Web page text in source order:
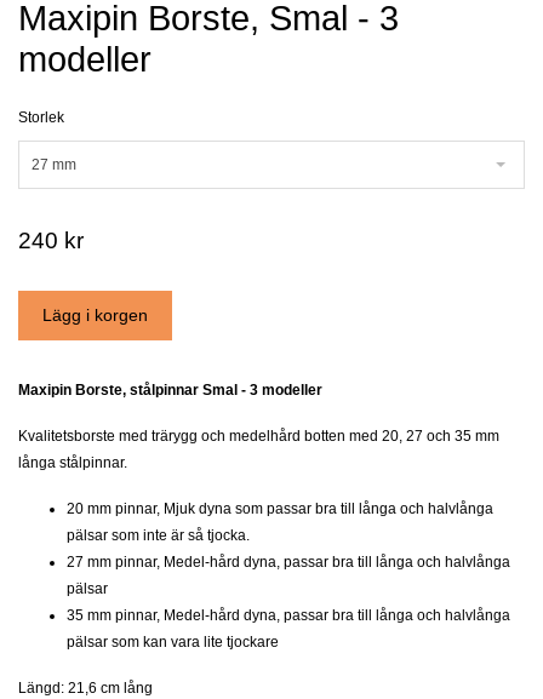
Maxipin Borste, Smal - 3
modeller
Storlek
27 mm
240 kr
Maxipin Borste, stålpinnar Smal - 3 modeller
Kvalitetsborste med trärygg och medelhård botten med 20, 27 och 35 mm
långa stålpinnar.
20 mm pinnar, Mjuk dyna som passar bra till långa och halvlånga
pälsar som inte är så tjocka.
27 mm pinnar, Medel-hård dyna, passar bra till långa och halvlånga
pälsar
35 mm pinnar, Medel-hård dyna, passar bra till långa och halvlånga
pälsar som kan vara lite tjockare
Längd: 21,6 cm lång